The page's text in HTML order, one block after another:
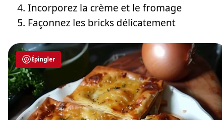
Incorporez la crème et le fromage
Façonnez les bricks délicatement
Épingler